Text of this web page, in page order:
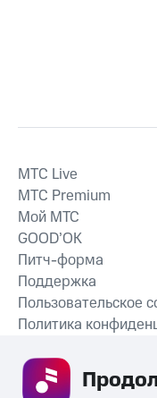
MTС Live
MTС Premium
Мой МТС
GOOD’OK
Питч-форма
Поддержка
Пользовательское
Политика